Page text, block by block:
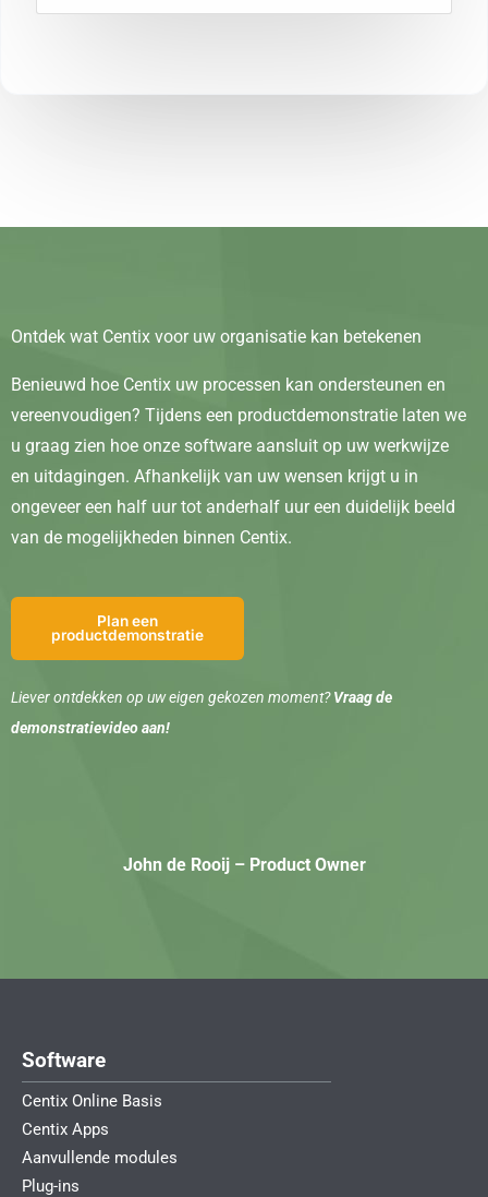
Ontdek wat Centix voor uw organisatie kan betekenen
Benieuwd hoe Centix uw processen kan ondersteunen en
vereenvoudigen? Tijdens een productdemonstratie laten we
u graag zien hoe onze software aansluit op uw werkwijze
en uitdagingen. Afhankelijk van uw wensen krijgt u in
ongeveer een half uur tot anderhalf uur een duidelijk beeld
van de mogelijkheden binnen Centix.
Plan een
productdemonstratie
Liever ontdekken op uw eigen gekozen moment?Vraag de
demonstratievideo aan!
John de Rooij – Product Owner
Software
Centix Online Basis
Centix Apps
Aanvullende modules
Plug-ins